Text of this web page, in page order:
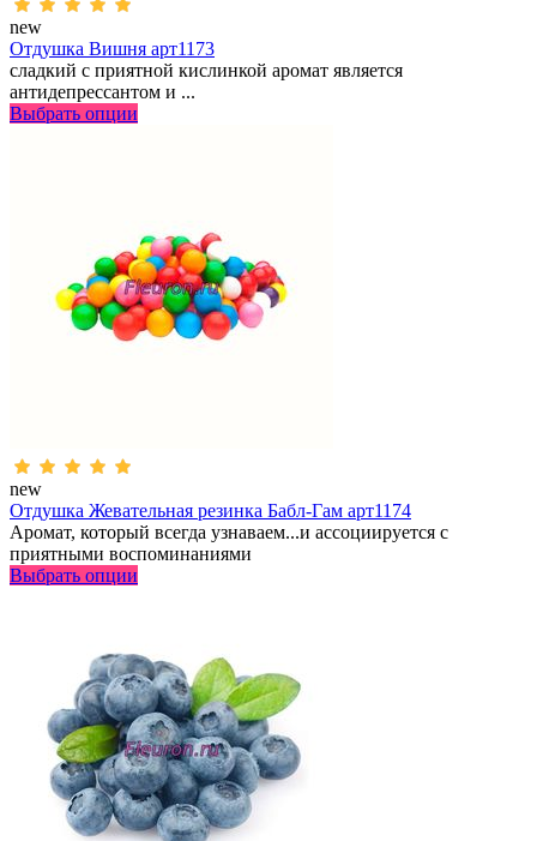
new
Отдушка Вишня арт1173
сладкий с приятной кислинкой аромат является
антидепрессантом и ...
Выбрать опции
new
Отдушка Жевательная резинка Бабл-Гам арт1174
Аромат, который всегда узнаваем...и ассоциируется с
приятными воспоминаниями
Выбрать опции